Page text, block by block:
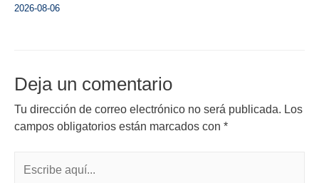
2026-08-06
Deja un comentario
Tu dirección de correo electrónico no será publicada. Los
campos obligatorios están marcados con *